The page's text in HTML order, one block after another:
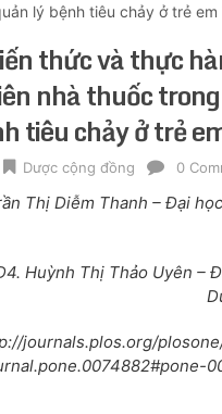
lý bệnh tiêu chảy ở trẻ em
thức và thực
nhà thuốc
tiêu chảy ở trẻ
Dược cộng đồng 0
Thị Diễm Thanh – Đại
Huỳnh Thị Thảo Uyên –
journals.plos.org/